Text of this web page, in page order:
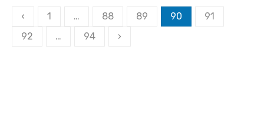
Paginación
de
‹ 1 … 88 89 90
91
92
… 94 ›